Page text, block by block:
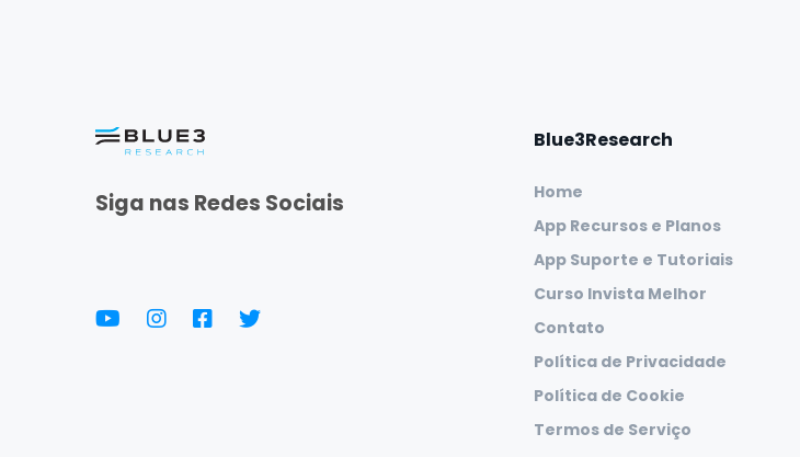
Siga nas Redes Sociais
Blue3Research
Home
App Recursos e Planos
App Suporte e Tutoriais
Curso Invista Melhor
Contato
Política de Privacidade
Política de Cookie
Termos de Serviço